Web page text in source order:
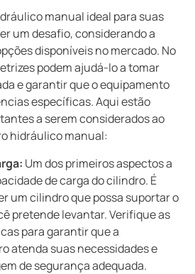
manual ideal para suas
um desafio, considerando a
disponíveis no mercado. No
podem ajudá-lo a tomar
e garantir que o equipamento
específicas. Aqui estão
a serem considerados ao
hidráulico manual:
Um dos primeiros aspectos a
de carga do cilindro. É
um cilindro que possa suportar o
pretende levantar. Verifique as
para garantir que a
atenda suas necessidades e
de segurança adequada.